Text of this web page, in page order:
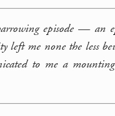
episode — an
me none the less
to me a